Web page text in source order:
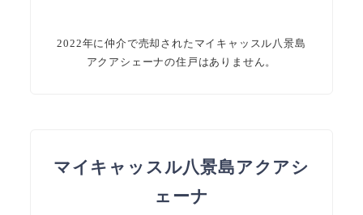
2022年に仲介で売却されたマイキャッスル八景島
アクアシェーナの住戸はありません。
マイキャッスル八景島アクアシ
ェーナ